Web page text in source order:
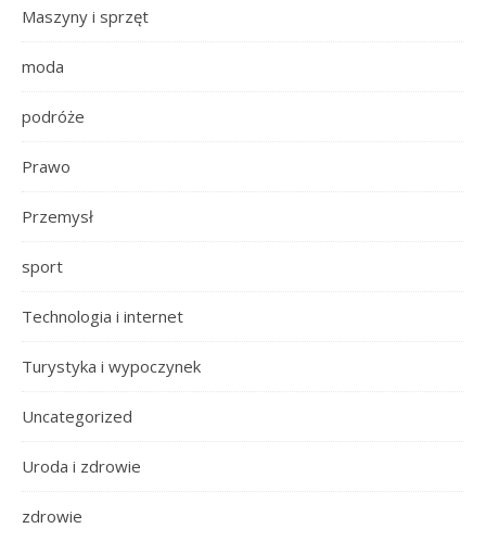
Maszyny i sprzęt
moda
podróże
Prawo
Przemysł
sport
Technologia i internet
Turystyka i wypoczynek
Uncategorized
Uroda i zdrowie
zdrowie